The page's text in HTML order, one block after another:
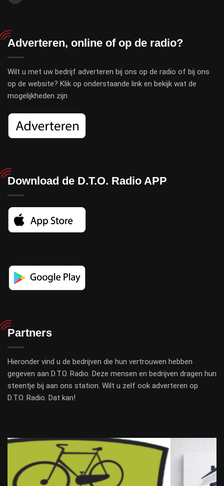
Adverteren, online of op de radio?
Wilt u met uw bedrijf adverteren bij ons op de radio of bij ons
op de website? Klik op onderstaande link en bekijk wat de
mogelijkheden zijn
Download de D.T.O. Radio APP
Partners
Hieronder vind u de bedrijven die hun vertrouwen hebben
gegeven aan D.T.O. Radio. Deze mensen en bedrijven dragen hun
steentje bij aan ons station. Wilt u zelf ook adverteren op
D.T.O. Radio. Dat kan!